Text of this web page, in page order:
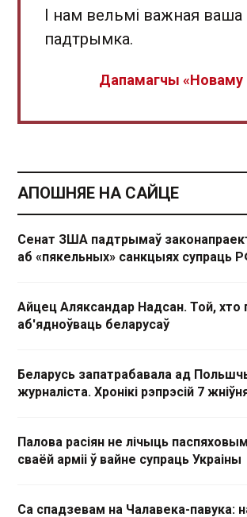
І нам вельмі важная ваша
падтрымка.
Дапамагчы «Новаму
АПОШНЯЕ НА САЙЦЕ
Сенат ЗША падтрымаў
аб «пякельных» санкцыях супраць
Айцец Аляксандар Надсан. Той, хто
аб'ядноўваць беларусаў
Беларусь запатрабавала ад
журналіста. Хронікі рэпрэсій 7
Палова расіян не лічыць
сваёй арміі ў вайне супраць Украіны
Са спадзевам на Чалавека-павука: